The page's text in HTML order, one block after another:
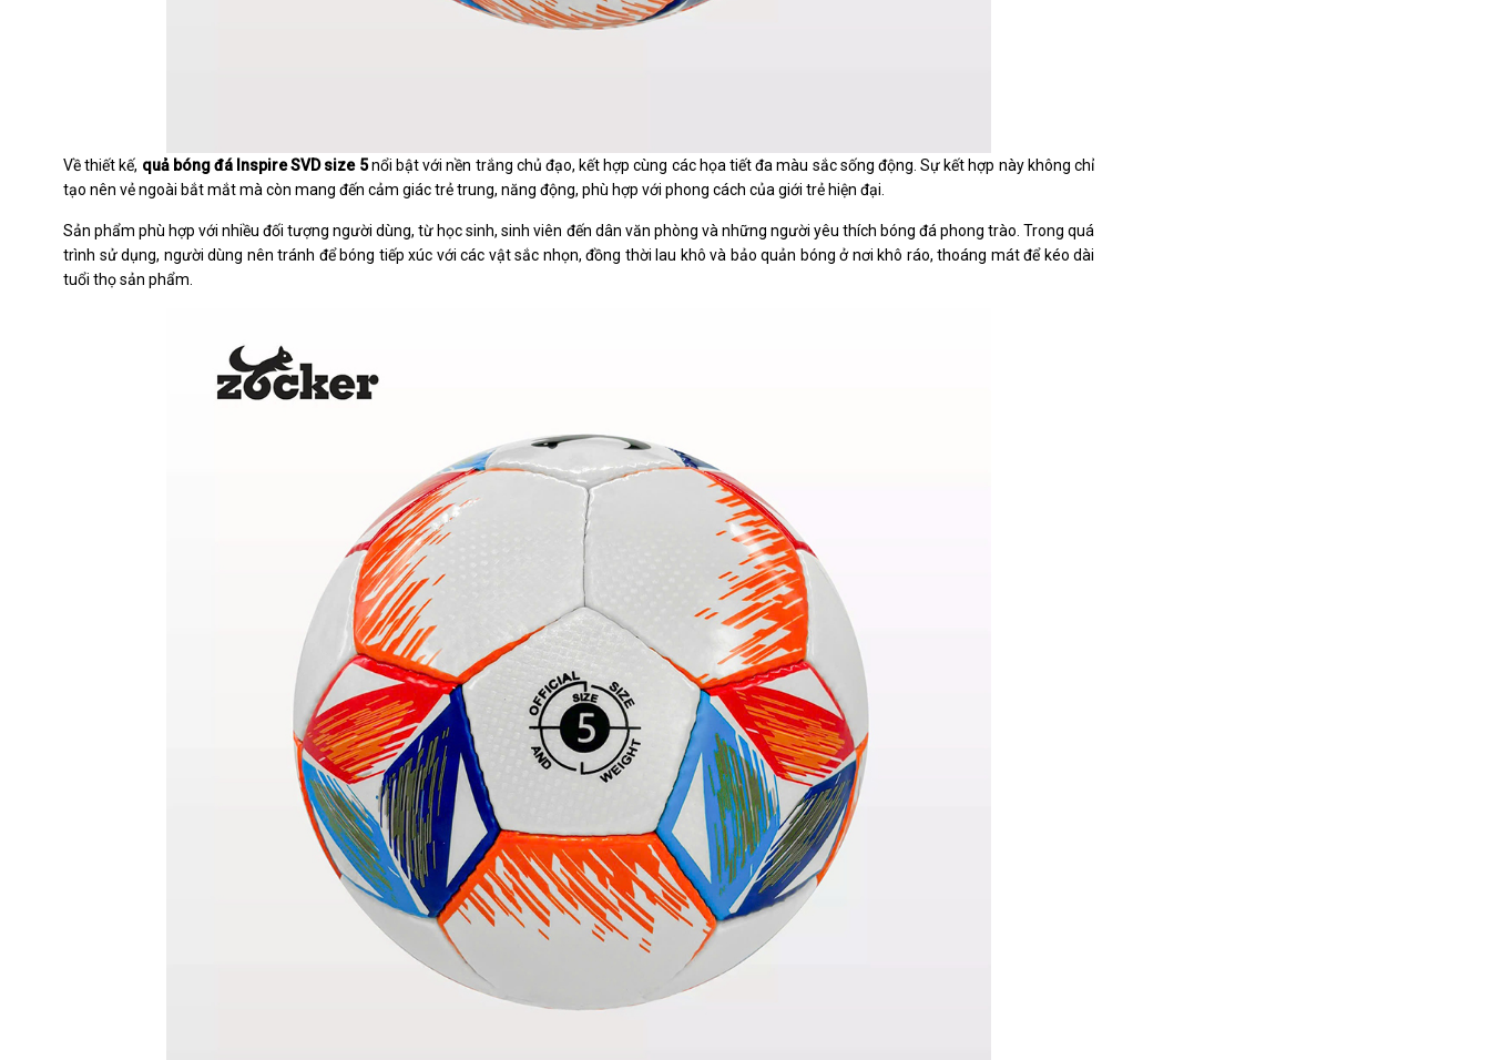
Về thiết kế, quả bóng đá Inspire SVD size 5nổi bật với nền trắng chủ đạo, kết hợp cùng các họa tiết đa màu sắc sống động. Sự kết hợp này không chỉ
tạo nên vẻ ngoài bắt mắt mà còn mang đến cảm giác trẻ trung, năng động, phù hợp với phong cách của giới trẻ hiện đại.
Sản phẩm phù hợp với nhiều đối tượng người dùng, từ học sinh, sinh viên đến dân văn phòng và những người yêu thích bóng đá phong trào. Trong quá
trình sử dụng, người dùng nên tránh để bóng tiếp xúc với các vật sắc nhọn, đồng thời lau khô và bảo quản bóng ở nơi khô ráo, thoáng mát để kéo dài
tuổi thọ sản phẩm.